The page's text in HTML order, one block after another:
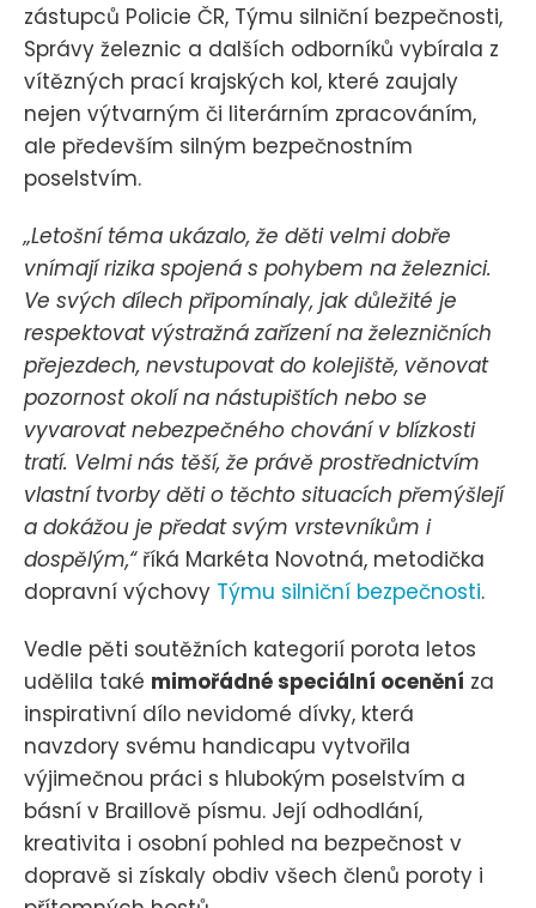
zástupců Policie ČR, Týmu silniční bezpečnosti,
Správy železnic a dalších odborníků vybírala z
vítězných prací krajských kol, které zaujaly
nejen výtvarným či literárním zpracováním,
ale především silným bezpečnostním
poselstvím.
„Letošní téma ukázalo, že děti velmi dobře
vnímají rizika spojená s pohybem na železnici.
Ve svých dílech připomínaly, jak důležité je
respektovat výstražná zařízení na železničních
přejezdech, nevstupovat do kolejiště, věnovat
pozornost okolí na nástupištích nebo se
vyvarovat nebezpečného chování v blízkosti
tratí. Velmi nás těší, že právě prostřednictvím
vlastní tvorby děti o těchto situacích přemýšlejí
a dokážou je předat svým vrstevníkům i
dospělým,“říká Markéta Novotná, metodička
dopravní výchovy Týmu silniční bezpečnosti.
Vedle pěti soutěžních kategorií porota letos
udělila také mimořádné speciální ocenění za
inspirativní dílo nevidomé dívky, která
navzdory svému handicapu vytvořila
výjimečnou práci s hlubokým poselstvím a
básní v Braillově písmu. Její odhodlání,
kreativita i osobní pohled na bezpečnost v
dopravě si získaly obdiv všech členů poroty i